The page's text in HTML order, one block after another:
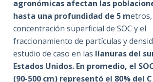
agronómicas afectan las
hasta una profundidad de 5 m
concentración superficial de SOC y el
fraccionamiento de partículas y
estudio de caso en las llanuras del
Estados Unidos. En promedio, el
(90-500 cm) representó el 80% del